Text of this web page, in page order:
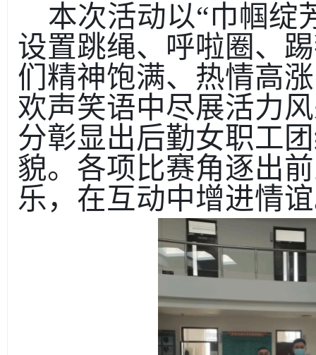
本次活动以“巾帼绽
设置跳绳、呼啦圈、
们精神饱满、热情高
欢声笑语中尽展活力
分彰显出后勤女职工
貌。各项比赛角逐出
乐，在互动中增进情